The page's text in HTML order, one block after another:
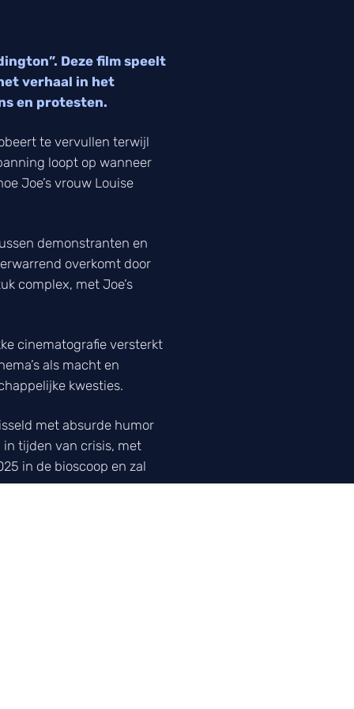
Deze film speelt
verhaal in het
en protesten.
te vervullen terwijl
loopt op wanneer
Joe’s vrouw Louise
demonstranten en
overkomt door
complex, met Joe’s
cinematografie versterkt
als macht en
kwesties.
met absurde humor
in tijden van crisis, met
in de bioscoop en zal